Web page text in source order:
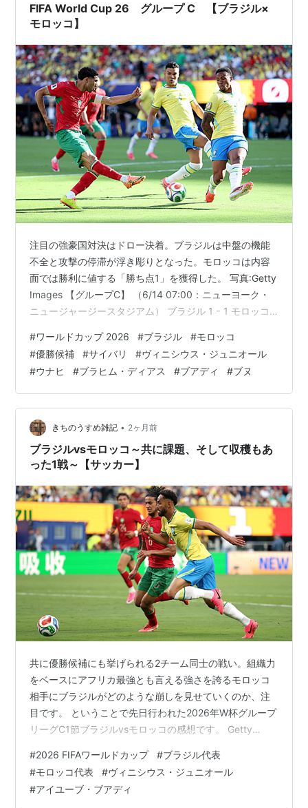
FIFA World Cup 26 グループ C 【ブラジル×
モロッコ】
注目の強豪国対決はドロー決着。ブラジルは中盤の機能
不全と攻撃の停滞が浮き彫りとなった。モロッコは内容
面では勝利に値する「勝ち点1」を獲得した。 写真:Getty
Images 【グループC】 （6/14 07:00：ニューヨーク・
ニュージャージースタジアム） ブラジル 1 ｰ 1 モロッコ
【採点】（0～10の20段階評価。最低点は0。最高点は
10。） GK 1 アリソン・ベッカー｜採点 6･5失点シーン
は相手を褒めるべき。終盤のポストを叩くシュートを弾
くなど、勝ち点1確保の立役者となった。 DF 24 ロジェ
ール・イバニェス｜採…
#ワールドカップ 2026 #ブラジル #モロッコ
#優勝候補 #サイバリ #ヴィニシウス・ジュニオール
#ウナヒ #ブラヒム・ディアス #ブアディ #ブヌ
きちのうすめ雑記 • 2ヶ月前
ブラジルvsモロッコ～共に課題、そして収穫もあ
った1戦～【サッカー】
共に優勝候補にも挙げられる2チーム同士の戦い。組織力
をベースにアフリカ最強とも言える強さを誇るモロッコ
相手にブラジルがどのような崩しを見せていくのか、注
目です。 ということで先日行われた2026年W杯グループ
リーグC1節ブラジルvsモロッコの感想です。 Getty
両チームのスタメン＆結果 前半 ブラジル、モロッコ共に
守備4-4-2の4-2-3-1を採用していました。 試合は右肩上
がりのビルドアップを行うモロッコがボールを保持。マ
#2026 FIFAワールドカップ #ブラジル代表
#モロッコ代表 #ヴィニシウス・ジュニオール
#アイユーブ・ブアディ